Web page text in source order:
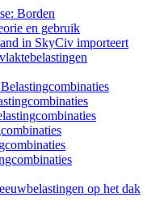
Borden
en gebruik
in SkyCiv importeert
op het dak